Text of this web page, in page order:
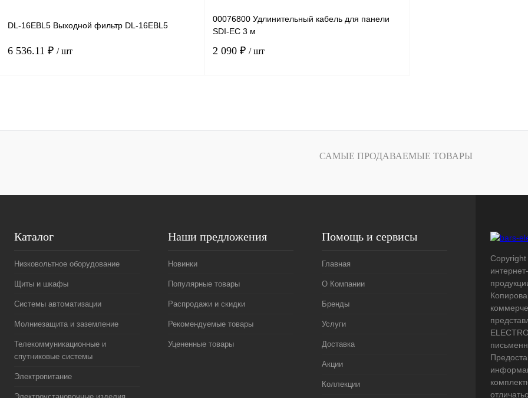
DL-16EBL5 Выходной фильтр DL-16EBL5
6 536.11 ₽ / шт
Купить в 1 клик Сравнение
00076800 Удлинительный кабель для панели
SDI-EC 3 м
2 090 ₽ / шт
Купить в 1 клик Сравнение
САМЫЕ ПРОДАВАЕМЫЕ ТОВАРЫ
Каталог
Низковольтное оборудование
Щиты и шкафы
Системы автоматизации
Молниезащита и заземление
Телекоммуникационные и
спутниковые системы
Электропитание
Наши предложения
Новинки
Популярные товары
Распродажи и скидки
Рекомендуемые товары
Уцененные товары
Помощь и сервисы
Главная
О Компании
Бренды
Услуги
Доставка
Акции
Коллекции